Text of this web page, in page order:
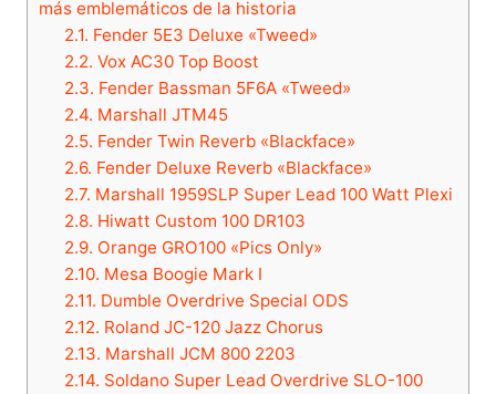
más emblemáticos de la historia
2.1. Fender 5E3 Deluxe «Tweed»
2.2. Vox AC30 Top Boost
2.3. Fender Bassman 5F6A «Tweed»
2.4. Marshall JTM45
2.5. Fender Twin Reverb «Blackface»
2.6. Fender Deluxe Reverb «Blackface»
2.7. Marshall 1959SLP Super Lead 100 Watt Plexi
2.8. Hiwatt Custom 100 DR103
2.9. Orange GRO100 «Pics Only»
2.10. Mesa Boogie Mark I
2.11. Dumble Overdrive Special ODS
2.12. Roland JC-120 Jazz Chorus
2.13. Marshall JCM 800 2203
2.14. Soldano Super Lead Overdrive SLO-100